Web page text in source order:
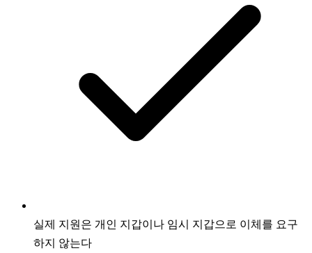
실제 지원은 개인 지갑이나 임시 지갑으로 이체를 요구
하지 않는다